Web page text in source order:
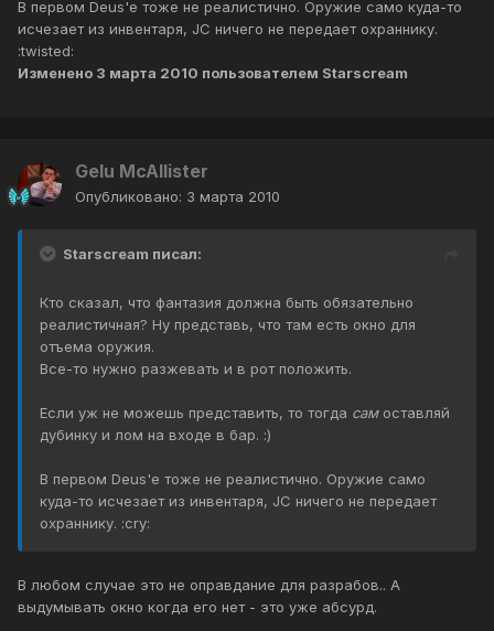
В первом Deus'e тоже не реалистично. Оружие само куда-то
исчезает из инвентаря, JC ничего не передает охраннику.
:twisted:
Изменено 3 марта 2010 пользователем Starscream
Gelu McAllister
Опубликовано: 3 марта 2010
Starscream писал:
Кто сказал, что фантазия должна быть обязательно
реалистичная? Ну представь, что там есть окно для
отъема оружия.
Все-то нужно разжевать и в рот положить.
Если уж не можешь представить, то тогда самоставляй
дубинку и лом на входе в бар. :)
В первом Deus'e тоже не реалистично. Оружие само
куда-то исчезает из инвентаря, JC ничего не передает
охраннику. :cry:
В любом случае это не оправдание для разрабов.. А
выдумывать окно когда его нет - это уже абсурд.